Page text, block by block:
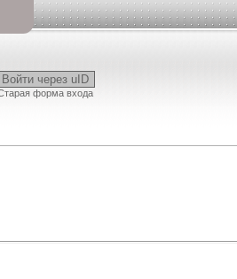
Войти через uID
форма входа